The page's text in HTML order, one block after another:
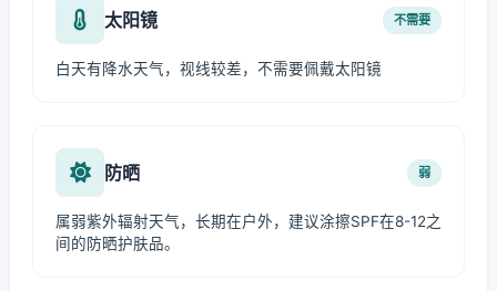
太阳镜 不需要
白天有降水天气，视线较差，不需要佩戴太阳镜
防晒 弱
属弱紫外辐射天气，长期在户外，建议涂擦SPF在8-12之
间的防晒护肤品。